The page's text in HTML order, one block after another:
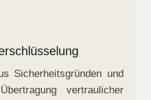
Sicherheitsgründen und
vertraulicher